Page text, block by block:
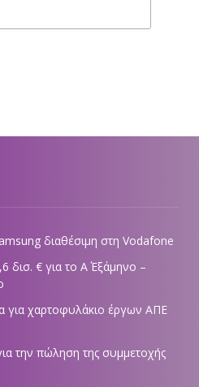
διαθέσιμη στη Vodafone
δισ. € για το Α΄ Εξάμηνο –
χαρτοφυλάκιο έργων ΑΠΕ
την πώληση της συμμετοχής